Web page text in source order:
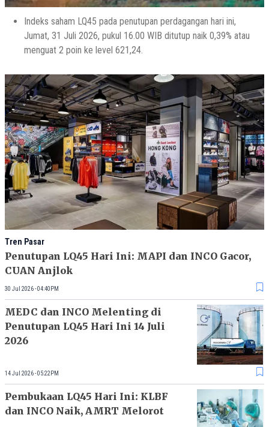
Indeks saham LQ45 pada penutupan perdagangan hari ini,
Jumat, 31 Juli 2026, pukul 16.00 WIB ditutup naik 0,39% atau
menguat 2 poin ke level 621,24.
Tren Pasar
Penutupan LQ45 Hari Ini: MAPI dan INCO Gacor,
CUAN Anjlok
30 Jul 2026 - 04:40PM
MEDC dan INCO Melenting di
Penutupan LQ45 Hari Ini 14 Juli
2026
14 Jul 2026 - 05:22PM
Pembukaan LQ45 Hari Ini: KLBF
dan INCO Naik, AMRT Melorot